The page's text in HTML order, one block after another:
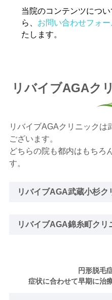
当院のコンテンツにつ
ら、 お問い合わせフォー
たします。
リバイブAGAク
リバイブAGAクリニックは
ございます。
どちらの院も都内はもちろ
す。
リバイブAGA武蔵小杉ク
リバイブAGA錦糸町クリ
円形脱毛
症状に合わせて早期に治